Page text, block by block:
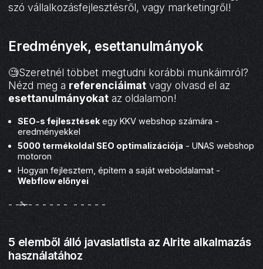
szó vállalkozásfejlesztésről, vagy marketingről!
Eredmények, esettanulmányok
🧐Szeretnél többet megtudni korábbi munkáimról?
Nézd meg a referenciáimat vagy olvasd el az
esettanulmányokat az oldalamon!
SEO-s fejlesztések egy KKV webshop számára -
eredményekkel
5000 termékoldal SEO optimalizációja - UNAS webshop
motoron
Hogyan fejlesztem, építem a saját weboldalamat -
Webflow előnyei
- -✁- - - - - - - - - - -
5 elemből álló javaslatlista az AIrite alkalmazás
használatához